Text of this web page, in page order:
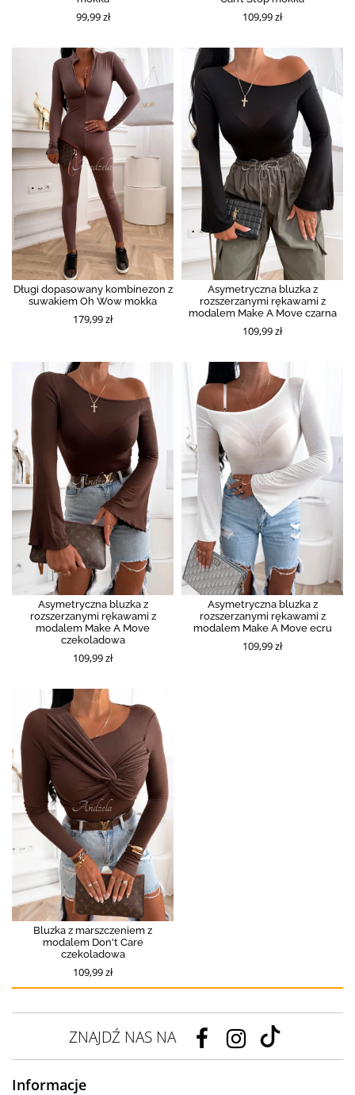
99,99 zł 109,99 zł
Długi dopasowany kombinezon z
suwakiem Oh Wow mokka
179,99 zł
Asymetryczna bluzka z
rozszerzanymi rękawami z
modalem Make A Move czarna
109,99 zł
Asymetryczna bluzka z
rozszerzanymi rękawami z
modalem Make A Move
czekoladowa
109,99 zł
Asymetryczna bluzka z
rozszerzanymi rękawami z
modalem Make A Move ecru
109,99 zł
Bluzka z marszczeniem z
modalem Don't Care
czekoladowa
109,99 zł
ZNAJDŹ NAS NA
Informacje